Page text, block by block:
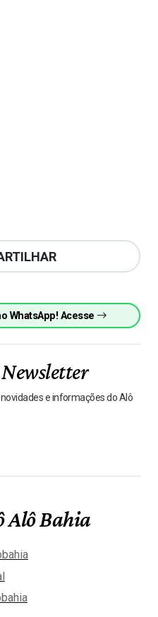
WhatsApp! Acesse
e informações do Alô
Alô Bahia